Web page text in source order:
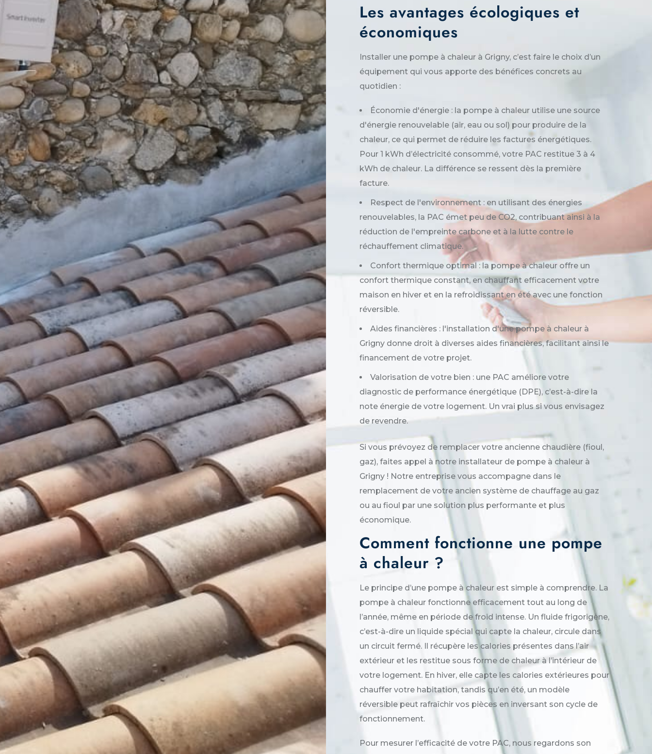
Les avantages écologiques et
économiques
Installer une pompe à chaleur à Grigny, c’est faire le choix d’un
équipement qui vous apporte des bénéfices concrets au
quotidien :
Économie d'énergie : la pompe à chaleur utilise une source
d'énergie renouvelable (air, eau ou sol) pour produire de la
chaleur, ce qui permet de réduire les factures énergétiques.
Pour 1 kWh d’électricité consommé, votre PAC restitue 3 à 4
kWh de chaleur. La différence se ressent dès la première
facture.
Respect de l'environnement : en utilisant des énergies
renouvelables, la PAC émet peu de CO2, contribuant ainsi à la
réduction de l'empreinte carbone et à la lutte contre le
réchauffement climatique.
Confort thermique optimal : la pompe à chaleur offre un
confort thermique constant, en chauffant efficacement votre
maison en hiver et en la refroidissant en été avec une fonction
réversible.
Aides financières : l'installation d'une pompe à chaleur à
Grigny donne droit à diverses aides financières, facilitant ainsi le
financement de votre projet.
Valorisation de votre bien : une PAC améliore votre
diagnostic de performance énergétique (DPE), c’est-à-dire la
note énergie de votre logement. Un vrai plus si vous envisagez
de revendre.
Si vous prévoyez de remplacer votre ancienne chaudière (fioul,
gaz), faites appel à notre installateur de pompe à chaleur à
Grigny ! Notre entreprise vous accompagne dans le
remplacement de votre ancien système de chauffage au gaz
ou au fioul par une solution plus performante et plus
économique.
Comment fonctionne une pompe
à chaleur ?
Le principe d’une pompe à chaleur est simple à comprendre. La
pompe à chaleur fonctionne efficacement tout au long de
l’année, même en période de froid intense. Un fluide frigorigène,
c’est-à-dire un liquide spécial qui capte la chaleur, circule dans
un circuit fermé. Il récupère les calories présentes dans l’air
extérieur et les restitue sous forme de chaleur à l’intérieur de
votre logement. En hiver, elle capte les calories extérieures pour
chauffer votre habitation, tandis qu’en été, un modèle
réversible peut rafraîchir vos pièces en inversant son cycle de
fonctionnement.
Pour mesurer l’efficacité de votre PAC, nous regardons son